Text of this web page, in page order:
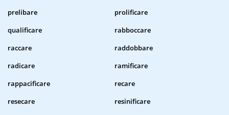
prelibare
prolificare
qualificare
rabboccare
raccare
raddobbare
radicare
ramificare
rappacificare
recare
resecare
resinificare